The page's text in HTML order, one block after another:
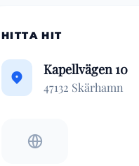
HITTA HIT
Kapellvägen 10
47132 Skärhamn